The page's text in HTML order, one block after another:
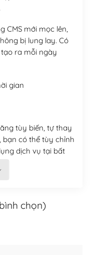
CMS mới mọc lên,
bị lung lay. Có
ra mỗi ngày
gian
tùy biến, tự thay
bạn có thể tùy chỉnh
dịch vụ tại bất
chọn)